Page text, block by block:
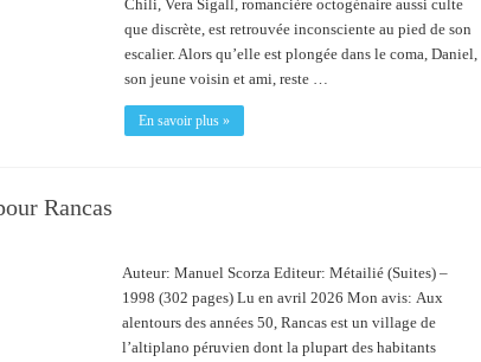
Chili, Vera Sigall, romancière octogénaire aussi culte
que discrète, est retrouvée inconsciente au pied de son
escalier. Alors qu’elle est plongée dans le coma, Daniel,
son jeune voisin et ami, reste …
En savoir plus »
Rancas
Auteur: Manuel Scorza Editeur: Métailié (Suites) –
1998 (302 pages) Lu en avril 2026 Mon avis: Aux
alentours des années 50, Rancas est un village de
l’altiplano péruvien dont la plupart des habitants